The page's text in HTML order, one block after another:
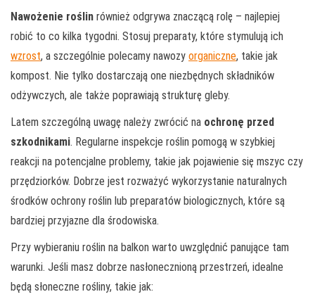
Nawożenie roślin również odgrywa znaczącą rolę – najlepiej
robić to co kilka tygodni. Stosuj preparaty, które stymulują ich
wzrost, a szczególnie polecamy nawozy organiczne, takie jak
kompost. Nie tylko dostarczają one niezbędnych składników
odżywczych, ale także poprawiają strukturę gleby.
Latem szczególną uwagę należy zwrócić na ochronę przed
szkodnikami. Regularne inspekcje roślin pomogą w szybkiej
reakcji na potencjalne problemy, takie jak pojawienie się mszyc czy
przędziorków. Dobrze jest rozważyć wykorzystanie naturalnych
środków ochrony roślin lub preparatów biologicznych, które są
bardziej przyjazne dla środowiska.
Przy wybieraniu roślin na balkon warto uwzględnić panujące tam
warunki. Jeśli masz dobrze nasłonecznioną przestrzeń, idealne
będą słoneczne rośliny, takie jak: